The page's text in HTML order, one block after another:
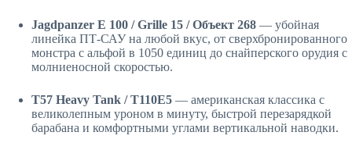
Jagdpanzer E 100 / Grille 15 / Объект 268 — убойная
линейка ПТ-САУ на любой вкус, от сверхбронированного
монстра с альфой в 1050 единиц до снайперского орудия с
молниеносной скоростью.
T57 Heavy Tank / T110E5 — американская классика с
великолепным уроном в минуту, быстрой перезарядкой
барабана и комфортными углами вертикальной наводки.